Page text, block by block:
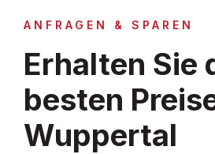
ANFRAGEN & SPAREN
Erhalten Sie
besten
Wuppertal